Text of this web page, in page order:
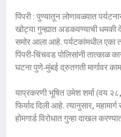
पिंपरी : पुण्यातून लोणावळ्यात
खोट्या गुन्ह्यात अडकवण्याची धमकी
समोर आला आहे. पर्यटकांमधील एका
पिंपरी-चिंचवड पोलिसांनी
घटना पुणे-मुंबई द्रुतगती मार्गावर
याप्रकरणी भूषित उमेश शर्मा (वय
फिर्याद दिली आहे. त्यानुसार,
होमगार्ड विरोधात गुन्हा दाखल